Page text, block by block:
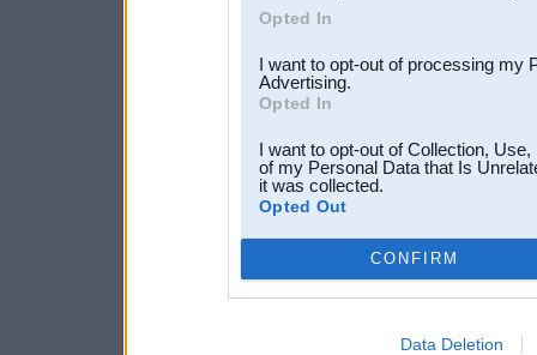
Opted In
I want to opt-out of processing my
Advertising.
Opted In
I want to opt-out of Collection,
of my Personal Data that Is
it was collected.
Opted Out
CONFIRM
Data Deletion